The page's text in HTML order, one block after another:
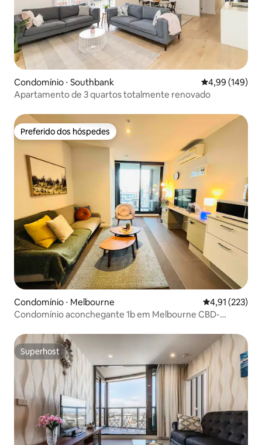
Condomínio ⋅ Southbank 4,99 de uma
4,99 (149)
Apartamento de 3 quartos totalmente renovado
Preferido dos hóspedes
Preferido dos hóspedes
Condomínio ⋅ Melbourne 4,91 de uma
4,91 (223)
Condomínio aconchegante 1b em Melbourne CBD-
Superhost
Superhost